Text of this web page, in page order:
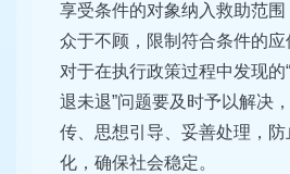
享受条件的对象纳入救助范
众于不顾，限制符合条件的应
对于在执行政策过程中发现的
退未退”问题要及时予以解决
传、思想引导、妥善处理，
化，确保社会稳定。